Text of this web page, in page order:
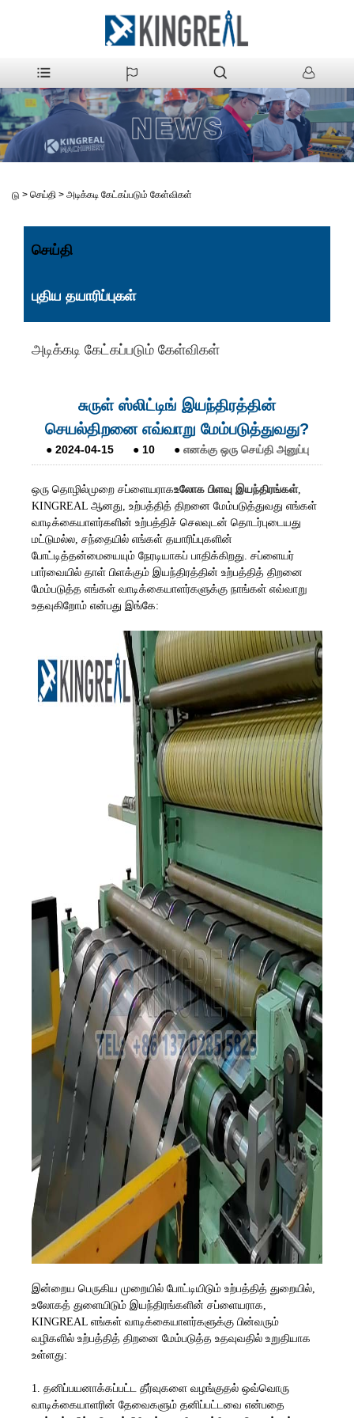
வீடு > செய்தி > அடிக்கடி கேட்கப்படும் கேள்விகள்
செய்தி
புதிய தயாரிப்புகள்
அடிக்கடி கேட்கப்படும் கேள்விகள்
சுருள் ஸ்லிட்டிங் இயந்திரத்தின்
செயல்திறனை எவ்வாறு மேம்படுத்துவது?
● 2024-04-15 ● 10 ● எனக்கு ஒரு செய்தி அனுப்பு
ஒரு தொழில்முறை சப்ளையராகஉலோக பிளவு இயந்திரங்கள்,
KINGREAL ஆனது, உற்பத்தித் திறனை மேம்படுத்துவது எங்கள்
வாடிக்கையாளர்களின் உற்பத்திச் செலவுடன் தொடர்புடையது
மட்டுமல்ல, சந்தையில் எங்கள் தயாரிப்புகளின்
போட்டித்தன்மையையும் நேரடியாகப் பாதிக்கிறது. சப்ளையர்
பார்வையில் தாள் பிளக்கும் இயந்திரத்தின் உற்பத்தித் திறனை
மேம்படுத்த எங்கள் வாடிக்கையாளர்களுக்கு நாங்கள் எவ்வாறு
உதவுகிறோம் என்பது இங்கே:
இன்றைய பெருகிய முறையில் போட்டியிடும் உற்பத்தித் துறையில்,
உலோகத் துளையிடும் இயந்திரங்களின் சப்ளையராக,
KINGREAL எங்கள் வாடிக்கையாளர்களுக்கு பின்வரும்
வழிகளில் உற்பத்தித் திறனை மேம்படுத்த உதவுவதில் உறுதியாக
உள்ளது:
1. தனிப்பயனாக்கப்பட்ட தீர்வுகளை வழங்குதல் ஒவ்வொரு
வாடிக்கையாளரின் தேவைகளும் தனிப்பட்டவை என்பதை